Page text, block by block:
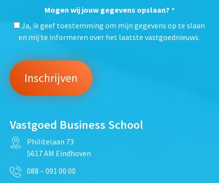
Mogen wij jouw gegevens opslaan? *
Ja, ik geef toestemming om mijn gegevens op te slaan
en mij te informeren over het laatste vastgoednieuws.
Vastgoed Business School
Philitelaan 73
5617 AM Eindhoven
088 – 091 00 00